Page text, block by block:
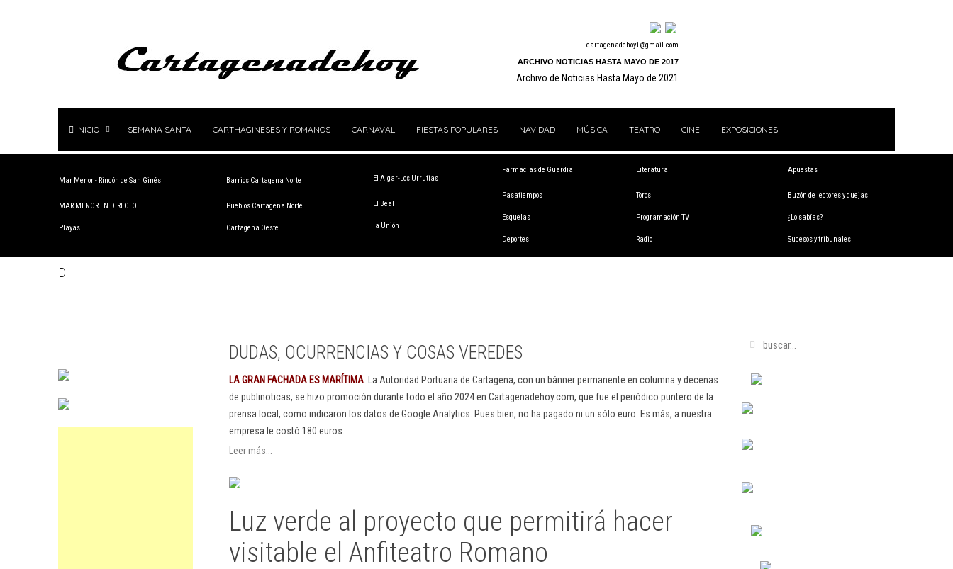
cartagenadehoy1@gmail.com
ARCHIVO NOTICIAS HASTA MAYO DE 2017
Archivo de Noticias Hasta Mayo de 2021
INICIO SEMANA SANTA CARTHAGINESES Y ROMANOS CARNAVAL FIESTAS POPULARES NAVIDAD MÚSICA TEATRO CINE EXPOSICIONES
Mar Menor - Rincón de San Ginés
MAR MENOR EN DIRECTO
Playas
Barrios Cartagena Norte
Pueblos Cartagena Norte
Cartagena Oeste
El Algar-Los Urrutias
El Beal
la Unión
Farmacias de Guardia
Pasatiempos
Esquelas
Deportes
Literatura
Toros
Programación TV
Radio
Apuestas
Buzón de lectores y quejas
¿Lo sabías?
Sucesos y tribunales
D
DUDAS, OCURRENCIAS Y COSAS VEREDES
LA GRAN FACHADA ES MARÍTIMA . La Autoridad Portuaria de Cartagena, con un bánner permanente en columna y decenas
de publinoticas, se hizo promoción durante todo el año 2024 en Cartagenadehoy.com, que fue el periódico puntero de la
prensa local, como indicaron los datos de Google Analytics. Pues bien, no ha pagado ni un sólo euro. Es más, a nuestra
empresa le costó 180 euros.
Leer más...
Luz verde al proyecto que permitirá hacer
visitable el Anfiteatro Romano